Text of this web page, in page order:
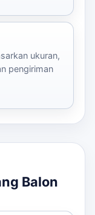
ukuran,
pengiriman
Balon